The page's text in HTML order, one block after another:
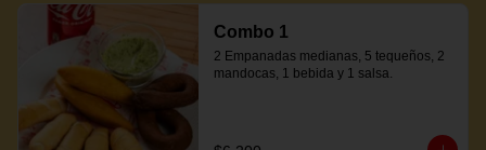
Combo 1
2 Empanadas medianas, 5 tequeños, 2
mandocas, 1 bebida y 1 salsa.